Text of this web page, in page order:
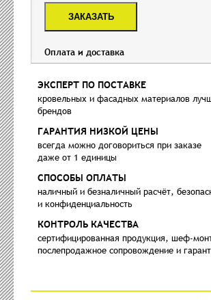
ЗАКАЗАТЬ
Оплата и доставка
ЭКСПЕРТ ПО ПОСТАВКЕ
кровельных и фасадных материалов
брендов
ГАРАНТИЯ НИЗКОЙ ЦЕНЫ
всегда можно договориться при заказе
даже от 1 единицы
СПОСОБЫ ОПЛАТЫ
наличный и безналичный расчёт,
и конфиденциальность
КОНТРОЛЬ КАЧЕСТВА
сертифицированная продукция, шеф-
послепродажное сопровождение и